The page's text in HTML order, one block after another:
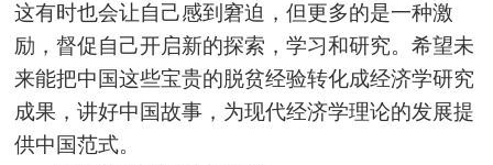
这有时也会让自己感到窘迫，但更多的是一种激
励，督促自己开启新的探索，学习和研究。希望未
来能把中国这些宝贵的脱贫经验转化成经济学研究
成果，讲好中国故事，为现代经济学理论的发展提
供中国范式。